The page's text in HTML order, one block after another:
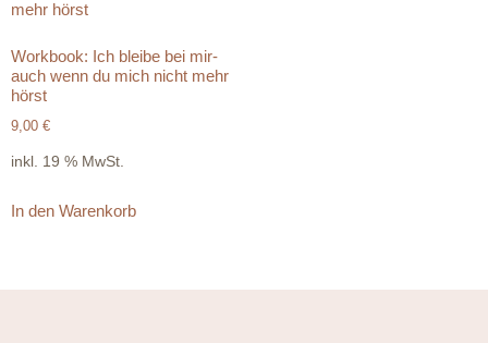
Workbook: Ich bleibe bei mir-
auch wenn du mich nicht mehr
hörst
9,00 €
inkl. 19 % MwSt.
In den Warenkorb